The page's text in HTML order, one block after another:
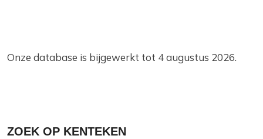
Onze database is bijgewerkt tot 4 augustus 2026.
ZOEK OP KENTEKEN